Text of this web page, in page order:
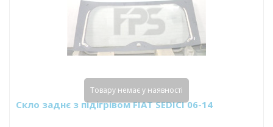
Скло заднє з підігрівом FIAT SEDICI 06-14
Товару немає у наявності